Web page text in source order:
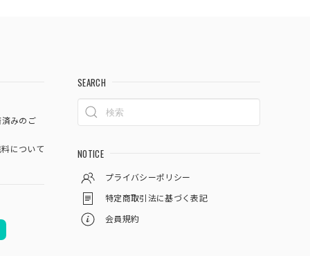
みのご
について
SEARCH
NOTICE
プライバシーポリシー
特定商取引法に基づく表記
会員規約